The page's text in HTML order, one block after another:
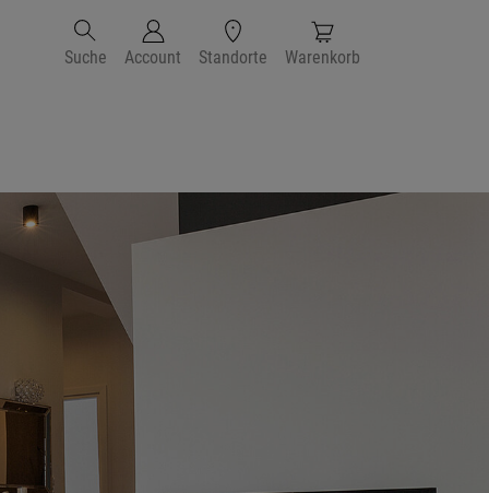
Suche Account Standorte Warenkorb